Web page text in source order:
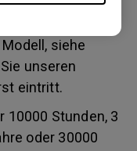
siehe
unseren
eintritt.
10000 Stunden, 3
oder 30000